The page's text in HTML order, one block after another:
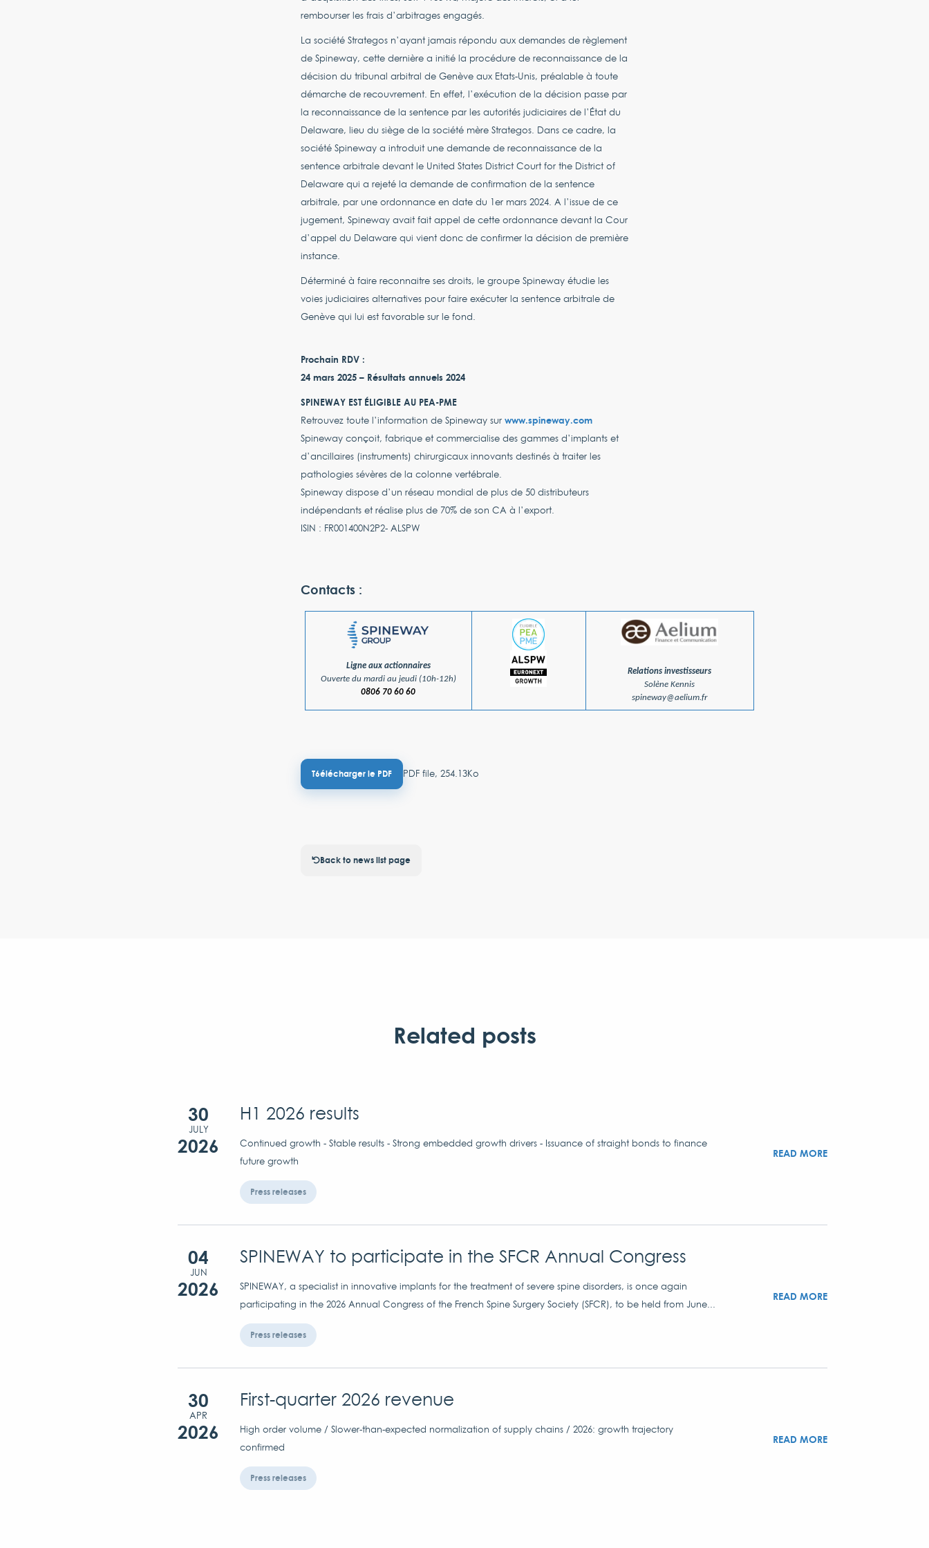
rembourser les frais d’arbitrages engagés.
La société Strategos n’ayant jamais répondu aux demandes de règlement
de Spineway, cette dernière a initié la procédure de reconnaissance de la
décision du tribunal arbitral de Genève aux Etats-Unis, préalable à toute
démarche de recouvrement. En effet, l’exécution de la décision passe par
la reconnaissance de la sentence par les autorités judiciaires de l’État du
Delaware, lieu du siège de la société mère Strategos. Dans ce cadre, la
société Spineway a introduit une demande de reconnaissance de la
sentence arbitrale devant le United States District Court for the District of
Delaware qui a rejeté la demande de confirmation de la sentence
arbitrale, par une ordonnance en date du 1er mars 2024. A l’issue de ce
jugement, Spineway avait fait appel de cette ordonnance devant la Cour
d’appel du Delaware qui vient donc de confirmer la décision de première
instance.
Déterminé à faire reconnaitre ses droits, le groupe Spineway étudie les
voies judiciaires alternatives pour faire exécuter la sentence arbitrale de
Genève qui lui est favorable sur le fond.
Prochain RDV :
24 mars 2025 – Résultats annuels 2024
SPINEWAY EST ÉLIGIBLE AU PEA-PME
Retrouvez toute l’information de Spineway sur www.spineway.com
Spineway conçoit, fabrique et commercialise des gammes d’implants et
d’ancillaires (instruments) chirurgicaux innovants destinés à traiter les
pathologies sévères de la colonne vertébrale.
Spineway dispose d’un réseau mondial de plus de 50 distributeurs
indépendants et réalise plus de 70% de son CA à l’export.
ISIN : FR001400N2P2- ALSPW
Contacts :
Ligne aux actionnaires
Ouverte du mardi au jeudi (10h-12h)
0806 70 60 60
Relations investisseurs
Solène Kennis
spineway@aelium.fr
T6élécharger le PDF PDF file, 254.13Ko
Back to news list page
Related posts
30
JULY
2026
H1 2026 results
Continued growth - Stable results - Strong embedded growth drivers - Issuance of straight bonds to finance
future growth
Press releases
READ MORE
04
JUN
2026
SPINEWAY to participate in the SFCR Annual Congress
SPINEWAY, a specialist in innovative implants for the treatment of severe spine disorders, is once again
participating in the 2026 Annual Congress of the French Spine Surgery Society (SFCR), to be held from June...
Press releases
READ MORE
30
APR
2026
First-quarter 2026 revenue
High order volume / Slower-than-expected normalization of supply chains / 2026: growth trajectory
confirmed
Press releases
READ MORE